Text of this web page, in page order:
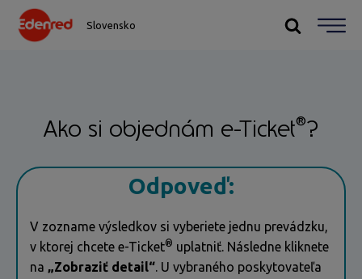
Slovensko
Ako si objednám e-Ticket®?
Odpoveď:
V zozname výsledkov si vyberiete jednu prevádzku,
v ktorej chcete e-Ticket® uplatniť. Následne kliknete
na „Zobraziť detail“. U vybraného poskytovateľa